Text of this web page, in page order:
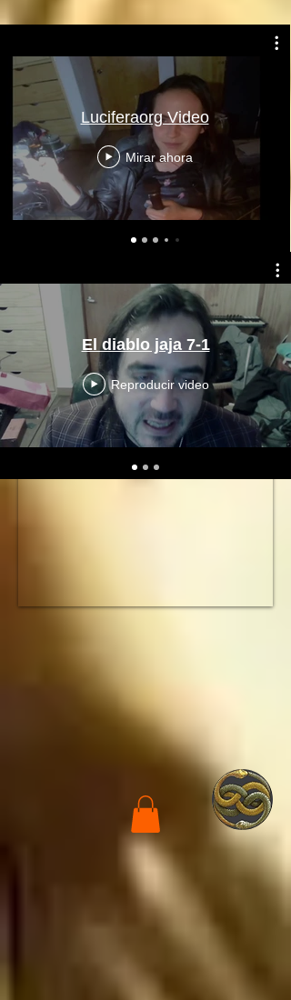
Luciferaorg Video
Mirar ahora
El diablo jaja 7-1
Reproducir video